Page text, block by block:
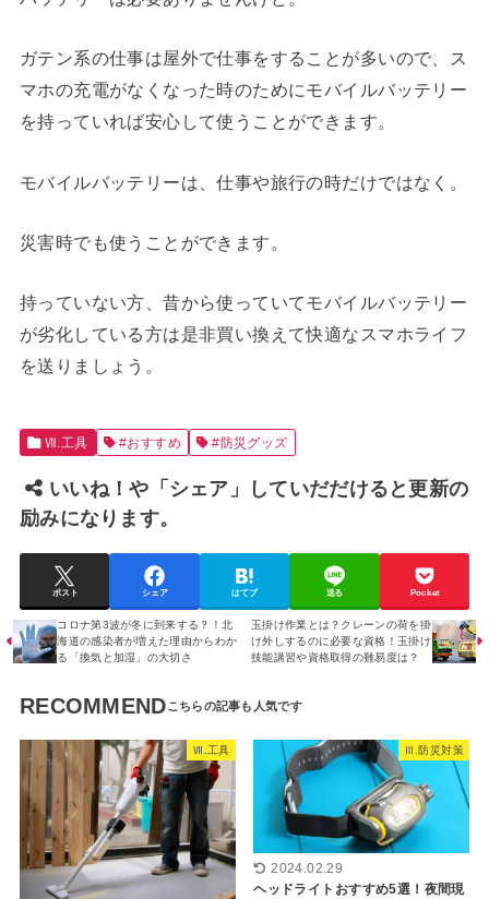
ガテン系の仕事は屋外で仕事をすることが多いので、ス
マホの充電がなくなった時のためにモバイルバッテリー
を持っていれば安心して使うことができます。
モバイルバッテリーは、仕事や旅行の時だけではなく。
災害時でも使うことができます。
持っていない方、昔から使っていてモバイルバッテリー
が劣化している方は是非買い換えて快適なスマホライフ
を送りましょう。
Ⅶ.工具 #おすすめ #防災グッズ
いいね！や「シェア」していだだけると更新の
励みになります。
ポスト シェア はてブ 送る Pocket
コロナ第3波が冬に到来する？！北
海道の感染者が増えた理由からわか
る「換気と加湿」の大切さ
玉掛け作業とは？クレーンの荷を掛
け外しするのに必要な資格！玉掛け
技能講習や資格取得の難易度は？
RECOMMEND
Ⅶ.工具 Ⅲ.防災対策
2024.02.29
ヘッドライトおすすめ5選！夜間現